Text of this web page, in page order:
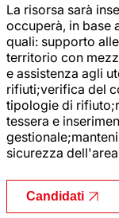
La risorsa sarà
occuperà, in base
quali: supporto
territorio con
e assistenza agli
rifiuti;verifica del
tipologie di
tessera e
sicurezza
Candidati